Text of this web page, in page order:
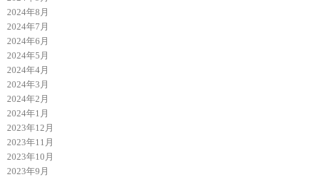
2024年8月
2024年7月
2024年6月
2024年5月
2024年4月
2024年3月
2024年2月
2024年1月
2023年12月
2023年11月
2023年10月
2023年9月